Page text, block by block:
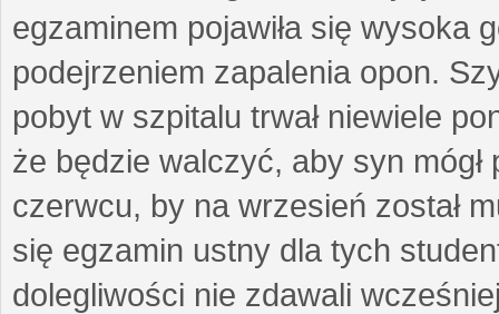
egzaminem pojawiła się wysoka
podejrzeniem zapalenia opon.
pobyt w szpitalu trwał niewiele
że będzie walczyć, aby syn
czerwcu, by na wrzesień został
się egzamin ustny dla tych
dolegliwości nie zdawali